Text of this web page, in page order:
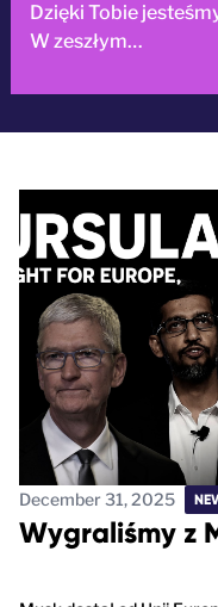
Dzięki Tobie
W zeszłym…
December 31, 2025
Wygraliśmy z